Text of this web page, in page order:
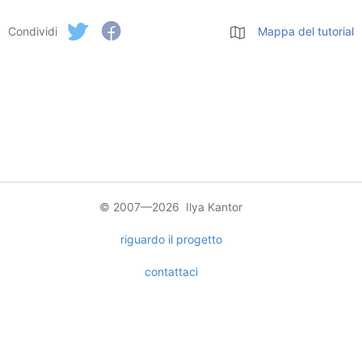
Condividi Mappa del tutorial
© 2007—2026 Ilya Kantor
riguardo il progetto
contattaci